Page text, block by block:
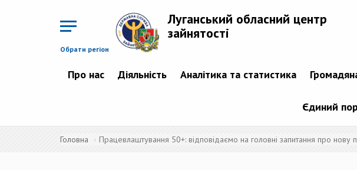
Обрати регіон
Луганський обласний центр
зайнятості
Про нас Діяльність Аналітика та статистика
Єдиний
Головна Працевлаштування 50+: відповідаємо на головні запитання про нову